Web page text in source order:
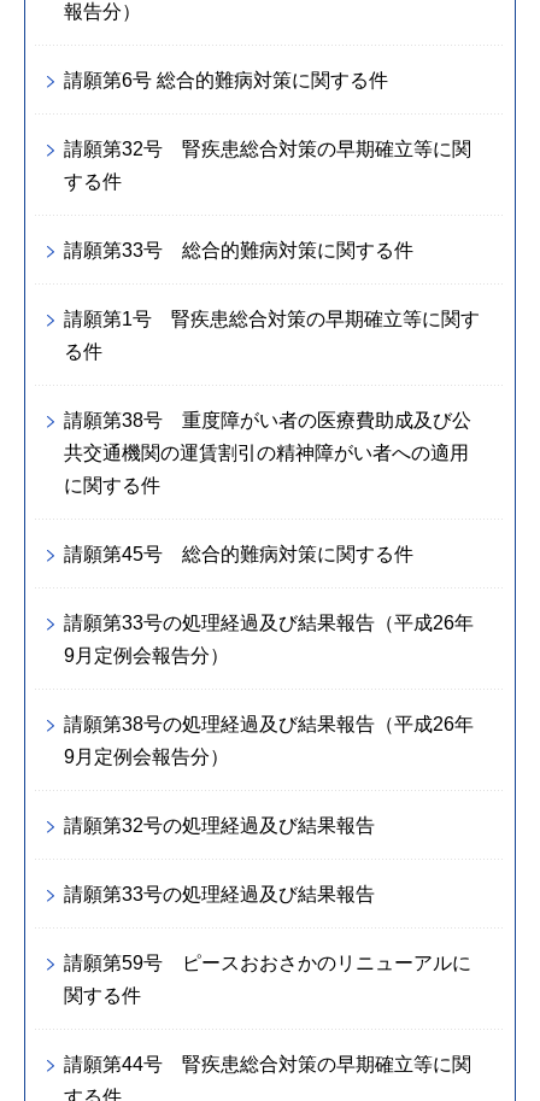
報告分）
請願第6号 総合的難病対策に関する件
請願第32号 腎疾患総合対策の早期確立等に関
する件
請願第33号 総合的難病対策に関する件
請願第1号 腎疾患総合対策の早期確立等に関す
る件
請願第38号 重度障がい者の医療費助成及び公
共交通機関の運賃割引の精神障がい者への適用
に関する件
請願第45号 総合的難病対策に関する件
請願第33号の処理経過及び結果報告（平成26年
9月定例会報告分）
請願第38号の処理経過及び結果報告（平成26年
9月定例会報告分）
請願第32号の処理経過及び結果報告
請願第33号の処理経過及び結果報告
請願第59号 ピースおおさかのリニューアルに
関する件
請願第44号 腎疾患総合対策の早期確立等に関